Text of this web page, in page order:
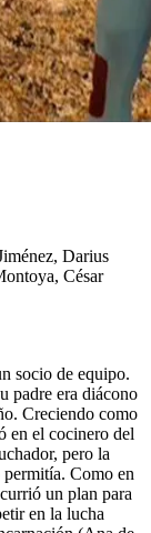
Darius
César
socio de equipo.
padre era diácono
Creciendo como
en el cocinero del
pero la
Como en
un plan para
en la lucha